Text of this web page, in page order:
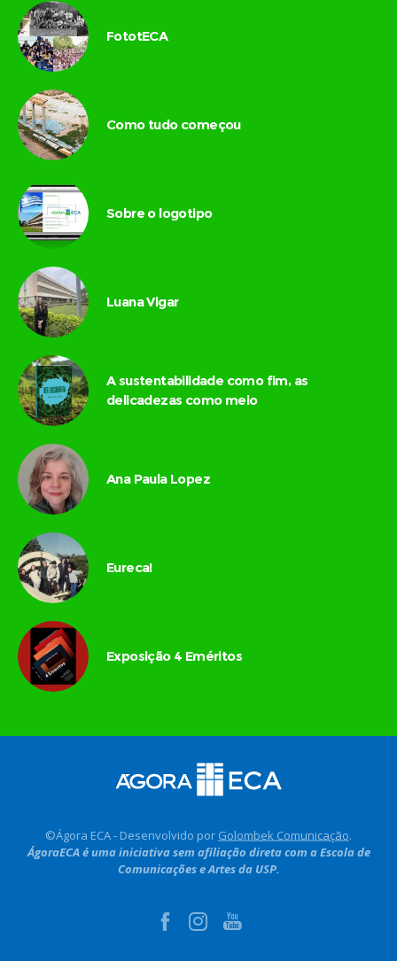
FototECA
Como tudo começou
Sobre o logotipo
Luana Vigar
A sustentabilidade como fim, as
delicadezas como meio
Ana Paula Lopez
Eureca!
Exposição 4 Eméritos
©Ágora ECA - Desenvolvido por Golombek Comunicação.
ÁgoraECA é uma iniciativa sem afiliação direta com a Escola de
Comunicações e Artes da USP.